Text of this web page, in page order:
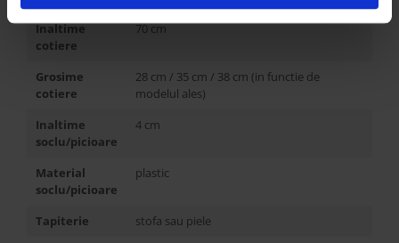
Inaltime
cotiere
70 cm
Grosime
cotiere
28 cm / 35 cm / 38 cm (in functie de
modelul ales)
Inaltime
soclu/picioare
4 cm
Material
soclu/picioare
plastic
Tapiterie
stofa sau piele